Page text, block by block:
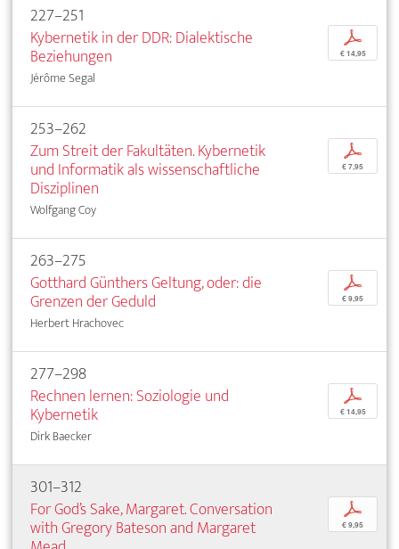
227–251
Kybernetik in der DDR: Dialektische
Beziehungen
Jérôme Segal
p
€ 14,95
253–262
Zum Streit der Fakultäten. Kybernetik
und Informatik als wissenschaftliche
Disziplinen
Wolfgang Coy
p
€ 7,95
263–275
Gotthard Günthers Geltung, oder: die
Grenzen der Geduld
Herbert Hrachovec
p
€ 9,95
277–298
Rechnen lernen: Soziologie und
Kybernetik
Dirk Baecker
p
€ 14,95
301–312
For God’s Sake, Margaret. Conversation
with Gregory Bateson and Margaret
p
€ 9,95